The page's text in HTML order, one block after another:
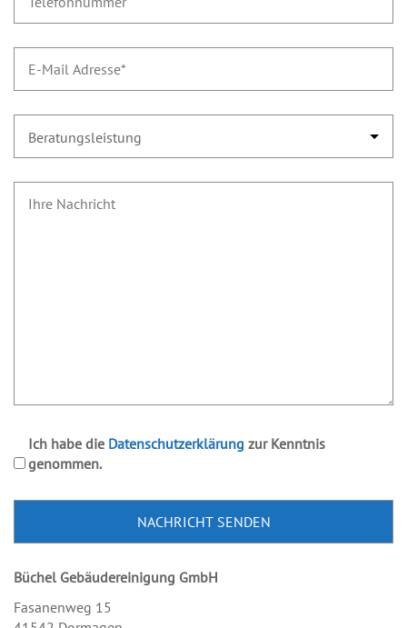
Ich habe die Datenschutzerklärung zur Kenntnis
genommen.
Bitte
dieses
leer.
Büchel Gebäudereinigung GmbH
Fasanenweg 15